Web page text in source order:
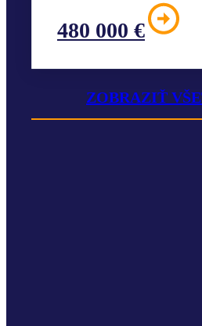
480 000 €
ZOBRAZIŤ